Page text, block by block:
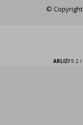
© Copyright
ARLIZI9.2 /